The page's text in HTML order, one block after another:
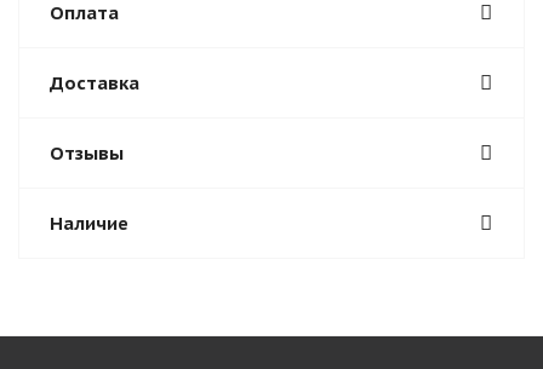
Оплата
Доставка
Отзывы
Наличие